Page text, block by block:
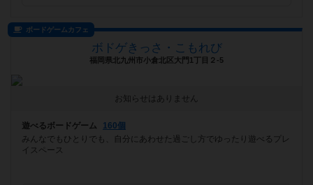
ボードゲームカフェ
ボドゲきっさ・こもれび
福岡県北九州市小倉北区大門1丁目２-5
お知らせはありません
遊べるボードゲーム
160個
みんなでもひとりでも、自分にあわせた過ごし方でゆったり遊べるプレ
イスペース